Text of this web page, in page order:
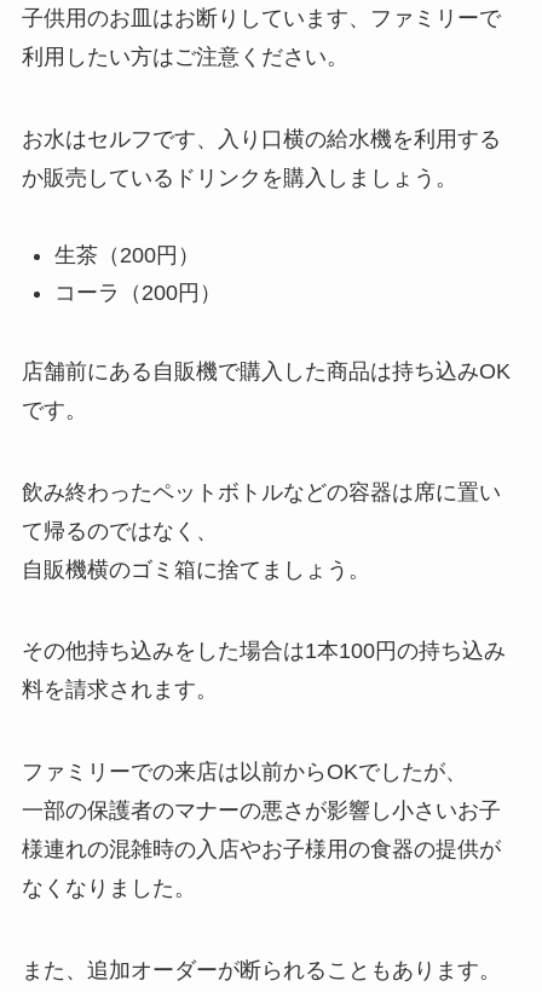
子供用のお皿はお断りしています、ファミリーで
利用したい方はご注意ください。
お水はセルフです、入り口横の給水機を利用する
か販売しているドリンクを購入しましょう。
生茶（200円）
コーラ（200円）
店舗前にある自販機で購入した商品は持ち込みOK
です。
飲み終わったペットボトルなどの容器は席に置い
て帰るのではなく、
自販機横のゴミ箱に捨てましょう。
その他持ち込みをした場合は1本100円の持ち込み
料を請求されます。
ファミリーでの来店は以前からOKでしたが、
一部の保護者のマナーの悪さが影響し小さいお子
様連れの混雑時の入店やお子様用の食器の提供が
なくなりました。
また、追加オーダーが断られることもあります。